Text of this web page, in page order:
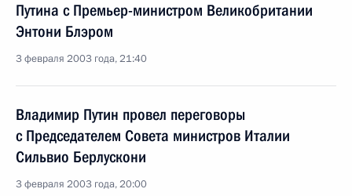
Путина с Премьер-министром Великобритании
Энтони Блэром
3 февраля 2003 года, 21:40
Владимир Путин провел переговоры
с Председателем Совета министров Италии
Сильвио Берлускони
3 февраля 2003 года, 20:00